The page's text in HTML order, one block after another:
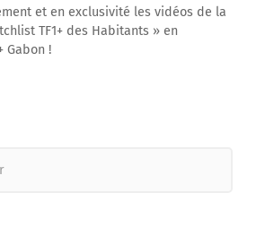
et en exclusivité les vidéos de la
TF1+ des Habitants » en
Gabon !